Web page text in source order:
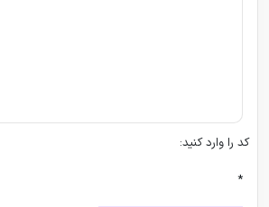
کد را وارد کنید:
*